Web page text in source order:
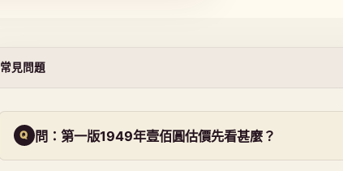
常見問題
問：第一版1949年壹佰圓估價先看甚麼？